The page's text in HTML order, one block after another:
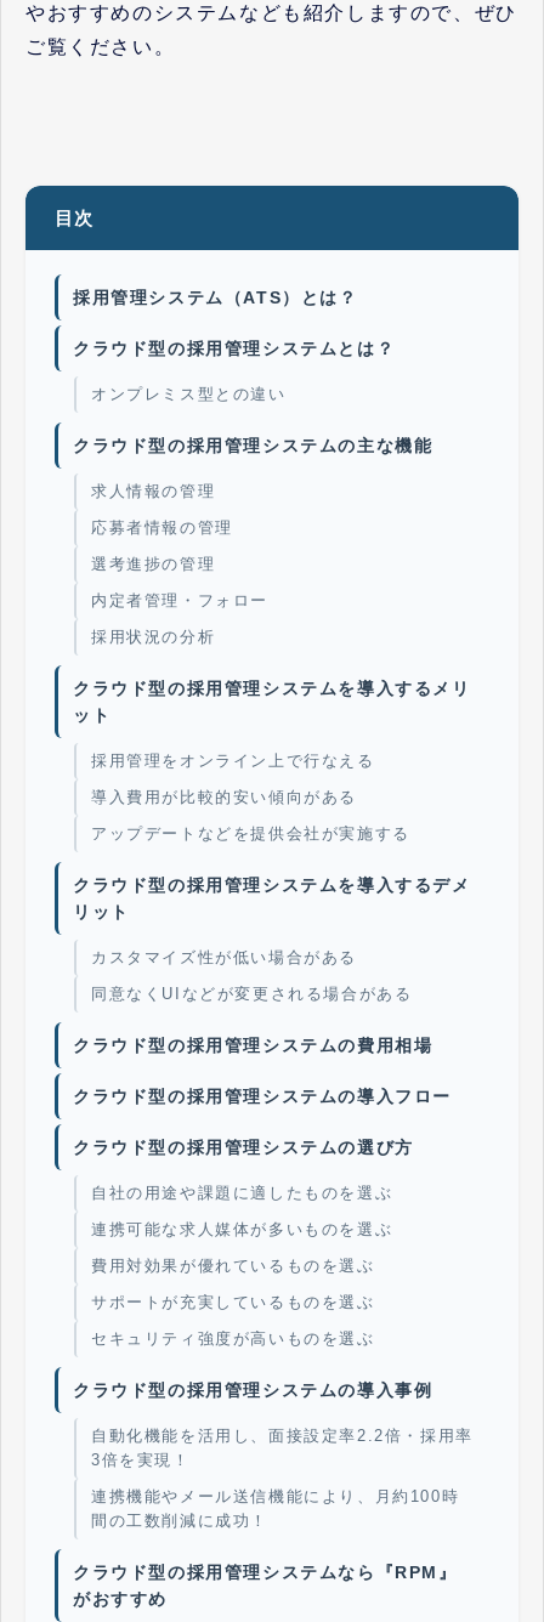
やおすすめのシステムなども紹介しますので、ぜひ
ご覧ください。
目次
採用管理システム（ATS）とは？
クラウド型の採用管理システムとは？
オンプレミス型との違い
クラウド型の採用管理システムの主な機能
求人情報の管理
応募者情報の管理
選考進捗の管理
内定者管理・フォロー
採用状況の分析
クラウド型の採用管理システムを導入するメリ
ット
採用管理をオンライン上で行なえる
導入費用が比較的安い傾向がある
アップデートなどを提供会社が実施する
クラウド型の採用管理システムを導入するデメ
リット
カスタマイズ性が低い場合がある
同意なくUIなどが変更される場合がある
クラウド型の採用管理システムの費用相場
クラウド型の採用管理システムの導入フロー
クラウド型の採用管理システムの選び方
自社の用途や課題に適したものを選ぶ
連携可能な求人媒体が多いものを選ぶ
費用対効果が優れているものを選ぶ
サポートが充実しているものを選ぶ
セキュリティ強度が高いものを選ぶ
クラウド型の採用管理システムの導入事例
自動化機能を活用し、面接設定率2.2倍・採用率
3倍を実現！
連携機能やメール送信機能により、月約100時
間の工数削減に成功！
クラウド型の採用管理システムなら『RPM』
がおすすめ